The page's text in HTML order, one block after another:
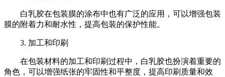
白乳胶在包装膜的涂布中也有广泛的应用，可以增强包装
膜的附着力和耐水性，提高包装的保护性能。
3. 加工和印刷
在包装材料的加工和印刷过程中，白乳胶也扮演着重要的
角色，可以增强纸张的牢固性和平整度，提高印刷质量和效